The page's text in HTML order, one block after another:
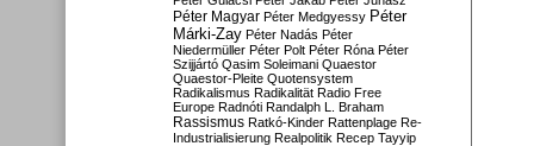
Péter Magyar Péter Medgyessy Péter
Márki-Zay Péter Nadás Péter
Niedermüller Péter Polt Péter Róna Péter
Szijjártó Qasim Soleimani Quaestor
Quaestor-Pleite Quotensystem
Radikalismus Radikalität Radio Free
Europe Radnóti Randalph L. Braham
Rassismus Ratkó-Kinder Rattenplage Re-
Industrialisierung Realpolitik Recep Tayyip